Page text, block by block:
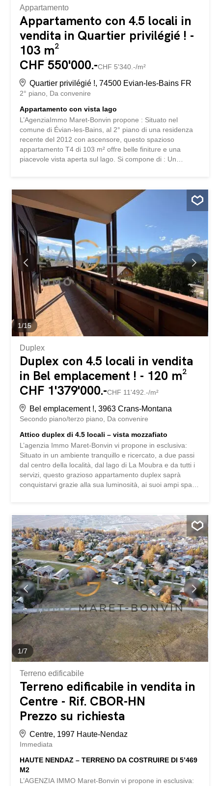
Appartamento
Appartamento con 4.5 locali in
vendita in Quartier privilégié ! -
103 m²
CHF 550'000.-CHF 5'340.-/m²
Quartier privilégié !, 74500 Evian-les-Bains FR
2° piano
Da convenire
Appartamento con vista lago
L’AgenziaImmo Maret-Bonvin propone : Situato nel
comune di Évian-les-Bains, al 2° piano di una residenza
recente del 2012 con ascensore, questo spazioso
appartamento T4 di 103 m² offre belle finiture e una
piacevole vista aperta sul lago. Si compone di : Un
balcone-terrazza di 24,40 m² con bella vista lago Due
camere con armadi a muro di 9,89 m² e 10,14 m² Una
suite padronale di 14,27 m² con bagno privato di 3,46 m²
Un bagno di 5,31 m² Le tre camere dispongono inoltre di
accesso diretto a un secondo balcone-terrazza di circa 20
m². L’appartamento è dotato di: Tende oscuranti in PVC
con doppio vetro Tende avvolgibili in alluminio
Riscaldamento a pavimento con pannelli radianti elettrici
Cucina attrezzata con forno e lavastoviglie nuovi e isola
centrale Pitture recenti in due camere, corridoio e sala da
pranzo Questo appartamento con doppio balcone-
terrazza gode di...
1/15
Duplex
Duplex con 4.5 locali in vendita
in Bel emplacement ! - 120 m²
CHF 1'379'000.-CHF 11'492.-/m²
Bel emplacement !, 3963 Crans-Montana
Secondo piano/terzo piano
Da convenire
Attico duplex di 4.5 locali – vista mozzafiato
L’agenzia Immo Maret-Bonvin vi propone in esclusiva:
Situato in un ambiente tranquillo e ricercato, a due passi
dal centro della località, dal lago di La Moubra e da tutti i
servizi, questo grazioso appartamento duplex saprà
conquistarvi grazie alla sua luminosità, ai suoi ampi spazi
a sud, nord ed est, gode di un’orientamento ideale che
garantisce un’illuminazione ottimale durante tutto il
giorno. Disposizione: Primo piano (2° piano): Ampio
soggiorno luminoso esposto a sud con accesso al
balcone Cucina abitabile Bagno con doccia, lavabo e WC
Camera matrimoniale Al piano superiore (3° piano): Due
ampie camere da letto, di cui una con balcone Bagno con
lavabo e vasca WC separato con lavabo Accessori e
vantaggi: Cantina e locale sci 3 posti auto in un grande
box chiuso, oltre al prezzo di vendita di CHF 120’000.-
Posti auto esterni riservati alla proprietà...
1/7
Terreno edificabile
Terreno edificabile in vendita in
Centre - Rif. CBOR-HN
Prezzo su richiesta
Centre, 1997 Haute-Nendaz
Immediata
HAUTE NENDAZ – TERRENO DA COSTRUIRE DI 5’469
M2
L’AGENZIA IMMO Maret-Bonvin vi propone in esclusiva: